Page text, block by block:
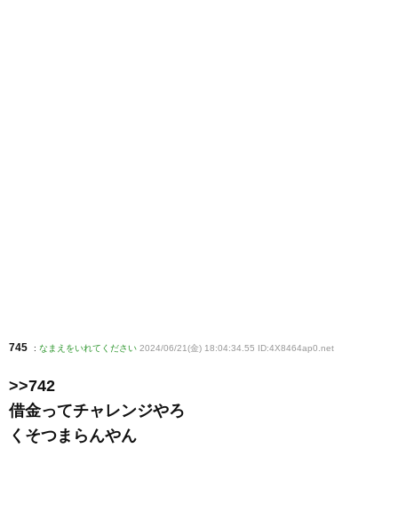
745 : なまえをいれてください 2024/06/21(金) 18:04:34.55 ID:4X8464ap0 .net
>>742
借金ってチャレンジやろ
くそつまらんやん